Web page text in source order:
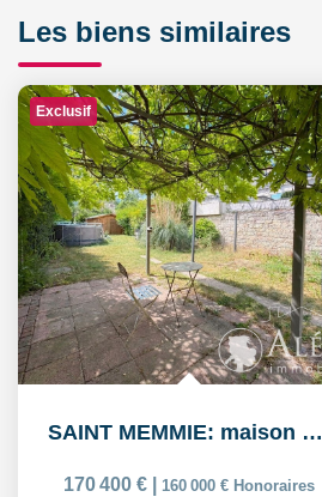
Les biens similaires
Exclusif
SAINT MEMMIE: maison de 5 pièces sur 574m² de parcelle de...
170 400 € 160 000 € Honoraires